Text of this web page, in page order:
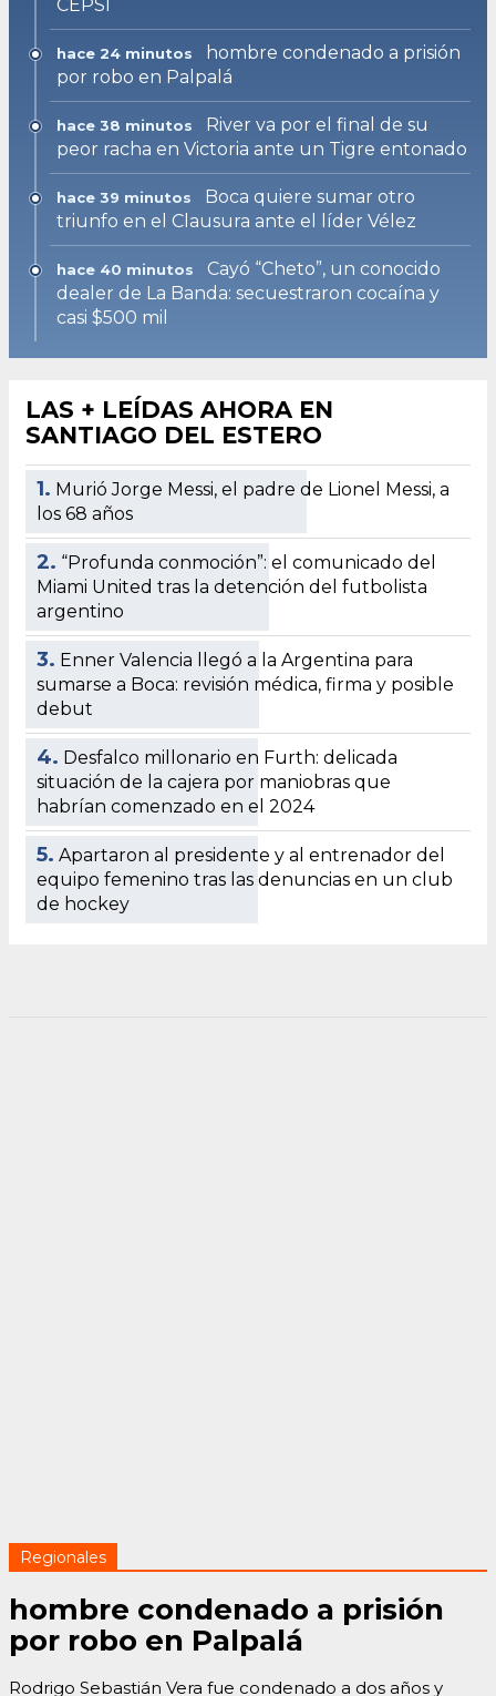
CEPSI
hace 24 minutos
hombre condenado a prisión
por robo en Palpalá
hace 38 minutos
River va por el final de su
peor racha en Victoria ante un Tigre entonado
hace 39 minutos
Boca quiere sumar otro
triunfo en el Clausura ante el líder Vélez
hace 40 minutos
Cayó “Cheto”, un conocido
dealer de La Banda: secuestraron cocaína y
casi $500 mil
LAS + LEÍDAS AHORA EN
SANTIAGO DEL ESTERO
1. Murió Jorge Messi, el padre de Lionel Messi, a
los 68 años
2. “Profunda conmoción”: el comunicado del
Miami United tras la detención del futbolista
argentino
3. Enner Valencia llegó a la Argentina para
sumarse a Boca: revisión médica, firma y posible
debut
4. Desfalco millonario en Furth: delicada
situación de la cajera por maniobras que
habrían comenzado en el 2024
5. Apartaron al presidente y al entrenador del
equipo femenino tras las denuncias en un club
de hockey